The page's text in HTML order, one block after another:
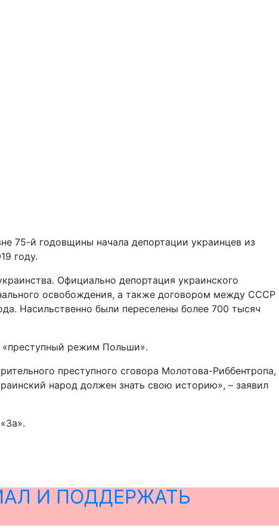
75-й годовщины начала депортации украинцев из
году.
Официально депортация украинского
освобождения, а также договором между СССР
Насильственно были переселены более 700 тысяч
«преступный режим Польши».
преступного сговора Молотова-Риббентропа,
народ должен знать свою историю», – заявил
И ПОДДЕРЖАТЬ